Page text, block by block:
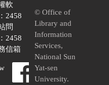
軟
2458
問
2458
信箱
© Office of
Library and
Information
Services,
National Sun
Yat-sen
University.